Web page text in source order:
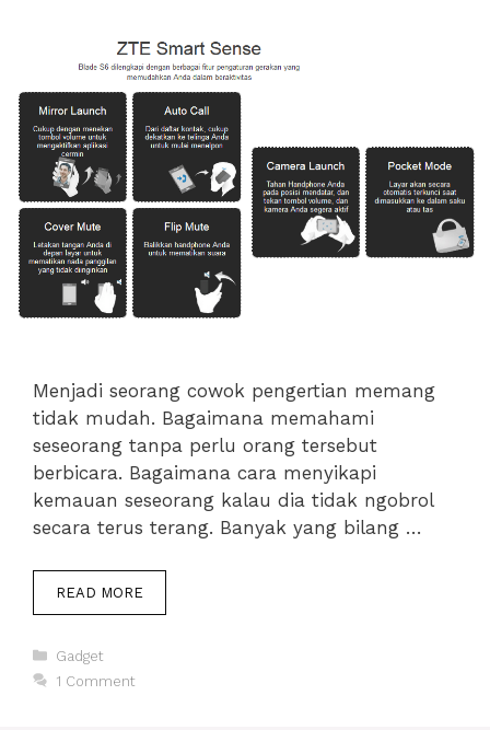
Menjadi seorang cowok pengertian memang
tidak mudah. Bagaimana memahami
seseorang tanpa perlu orang tersebut
berbicara. Bagaimana cara menyikapi
kemauan seseorang kalau dia tidak ngobrol
secara terus terang. Banyak yang bilang …
READ MORE
ZTE
Categories
Gadget
1 Comment